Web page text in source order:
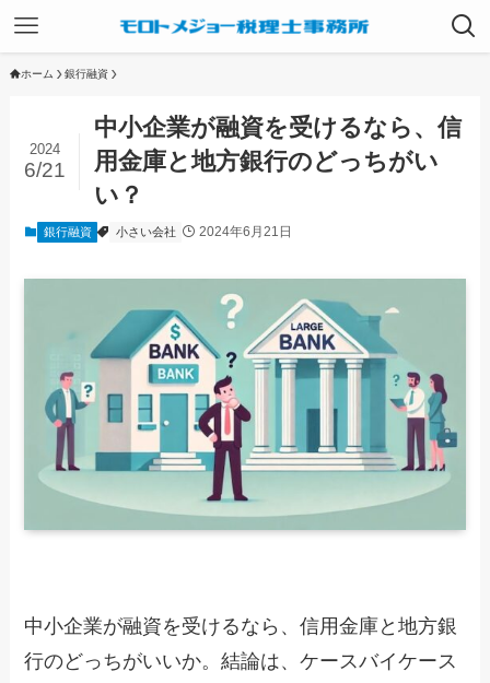
ホーム 銀行融資
中小企業が融資を受けるなら、信
用金庫と地方銀行のどっちがい
い？
2024
6/21
銀行融資 小さい会社 2024年6月21日
中小企業が融資を受けるなら、信用金庫と地方銀
行のどっちがいいか。結論は、ケースバイケース